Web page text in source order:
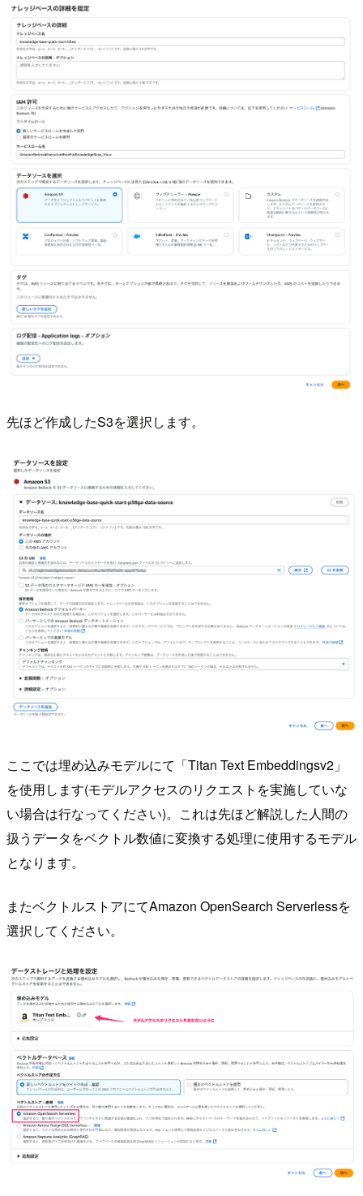
先ほど作成したS3を選択します。
ここでは埋め込みモデルにて「Titan Text Embeddingsv2」
を使用します(モデルアクセスのリクエストを実施していな
い場合は行なってください)。これは先ほど解説した人間の
扱うデータをベクトル数値に変換する処理に使用するモデル
となります。
またベクトルストアにてAmazon OpenSearch Serverlessを
選択してください。